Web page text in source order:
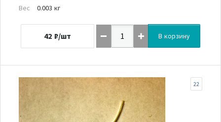
Вес
0.003 кг
42 ₽/шт В корзину
22